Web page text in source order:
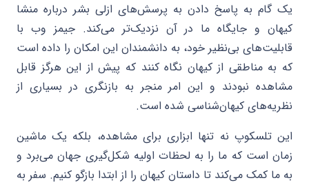
یک گام به پاسخ دادن به پرسش‌های ازلی بشر درباره منشا
کیهان و جایگاه ما در آن نزدیک‌تر می‌کند. جیمز وب با
قابلیت‌های بی‌نظیر خود، به دانشمندان این امکان را داده است
که به مناطقی از کیهان نگاه کنند که پیش از این هرگز قابل
مشاهده نبودند و این امر منجر به بازنگری در بسیاری از
نظریه‌های کیهان‌شناسی شده است.
این تلسکوپ نه تنها ابزاری برای مشاهده، بلکه یک ماشین
زمان است که ما را به لحظات اولیه شکل‌گیری جهان می‌برد و
به ما کمک می‌کند تا داستان کیهان را از ابتدا بازگو کنیم. سفر به